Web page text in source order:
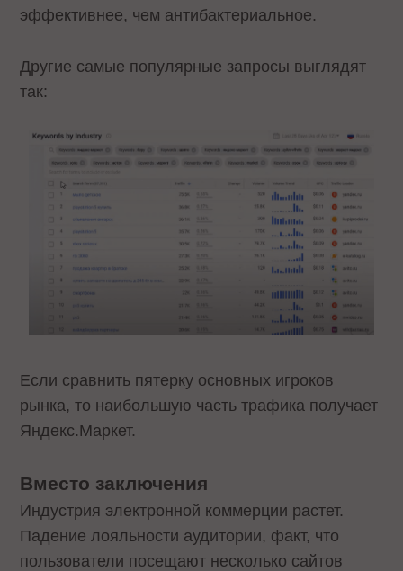
эффективнее, чем антибактериальное.
Другие самые популярные запросы выглядят
так:
Если сравнить пятерку основных игроков
рынка, то наибольшую часть трафика получает
Яндекс.Маркет.
Вместо заключения
Индустрия электронной коммерции растет.
Падение лояльности аудитории, факт, что
пользователи посещают несколько сайтов